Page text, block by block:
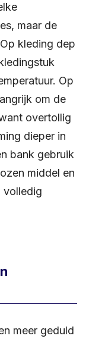
maar de
kleding dep
Op
om de
overtollig
dieper in
bank gebruik
middel en
volledig
meer geduld